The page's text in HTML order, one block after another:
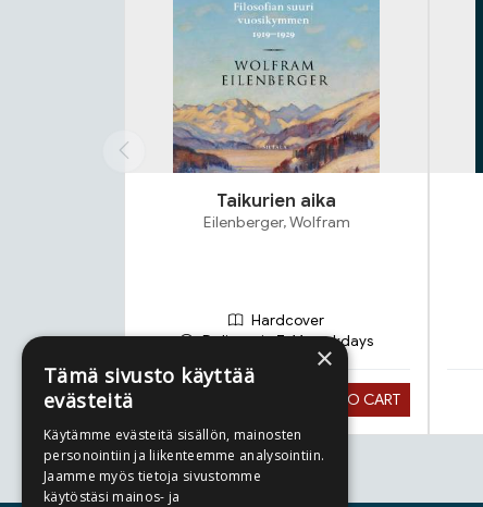
Taikurien aika
Eilenberger, Wolfram
Hardcover
Delivery in 7-14 workdays
ADD TO CART
Tuoteluettelon loppu
×
Tämä sivusto käyttää
evästeitä
Käytämme evästeitä sisällön, mainosten
personointiin ja liikenteemme analysointiin.
Jaamme myös tietoja sivustomme
käytöstäsi mainos- ja